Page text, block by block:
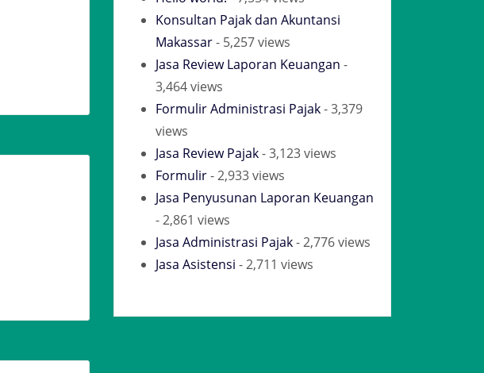
Konsultan Pajak dan Akuntansi
Makassar- 5,257 views
Jasa Review Laporan Keuangan -
3,464 views
Formulir Administrasi Pajak- 3,379
views
Jasa Review Pajak- 3,123 views
Formulir- 2,933 views
Jasa Penyusunan Laporan Keuangan
- 2,861 views
Jasa Administrasi Pajak- 2,776 views
Jasa Asistensi - 2,711 views